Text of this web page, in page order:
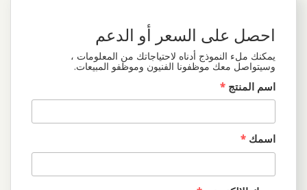
احصل على السعر أو الدعم
يمكنك ملء النموذج أدناه لاحتياجاتك من المعلومات ،
وسيتواصل معك موظفونا الفنيون وموظفو المبيعات.
اسم المنتج *
اسمك *